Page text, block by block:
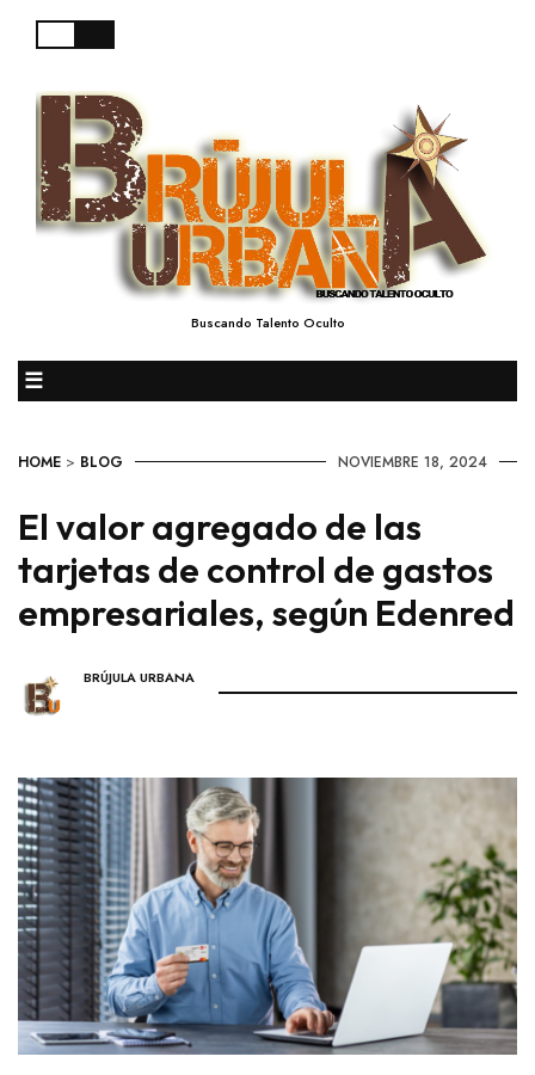
Buscando Talento Oculto
☰
HOME > BLOG NOVIEMBRE 18, 2024
El valor agregado de las
tarjetas de control de gastos
empresariales, según Edenred
BRÚJULA URBANA